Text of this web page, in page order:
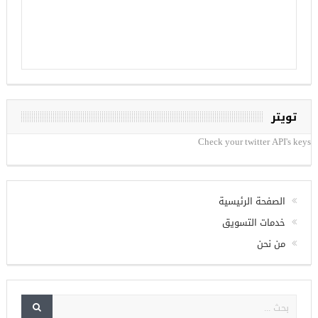
تويتر
Check your twitter API's keys
الصفحة الرئيسية
خدمات التسويق
من نحن